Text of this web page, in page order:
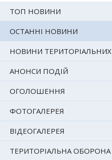
ТОП НОВИНИ
ОСТАННІ НОВИНИ
НОВИНИ
АНОНСИ ПОДІЙ
ОГОЛОШЕННЯ
ФОТОГАЛЕРЕЯ
ВІДЕОГАЛЕРЕЯ
ТЕРИТОРІАЛЬНА ОБОРОНА